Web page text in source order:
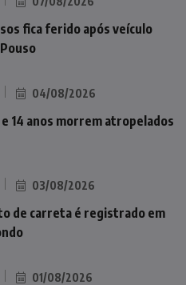
fica ferido após veículo
04/08/2026
14 anos morrem atropelados
03/08/2026
de carreta é registrado em
01/08/2026